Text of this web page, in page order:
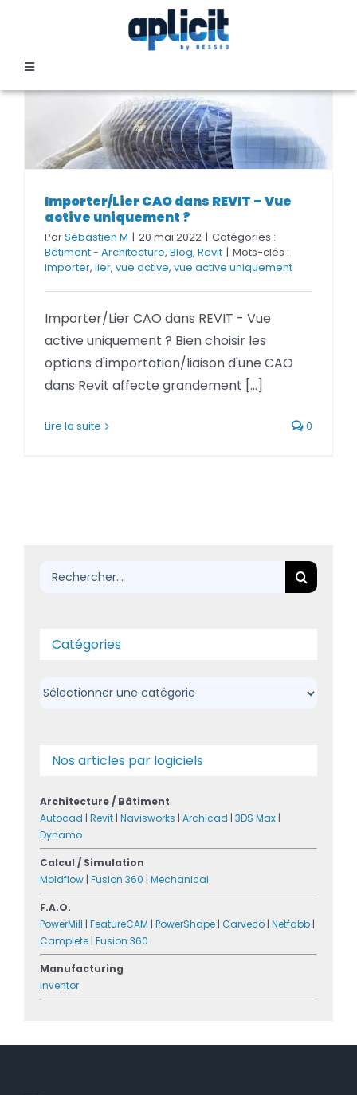
Toggle
Navigation
FORMATION
SERVICES
TEMOIGNAGES
EVENEMENTS
SOCIETE
Importer/Lier CAO dans REVIT – Vue
active uniquement ?
Importer/Lier CAO dans REVIT – Vue
active uniquement ?
ParSébastien M | 20 mai 2022 | Catégories :
Bâtiment - Architecture, Blog, Revit | Mots-clés :
importer, lier, vue active, vue active uniquement
Importer/Lier CAO dans REVIT - Vue
active uniquement ? Bien choisir les
options d'importation/liaison d'une CAO
dans Revit affecte grandement [...]
Lire la suite 0
Rechercher:
Catégories
Catégories
Nos articles par logiciels
Architecture / Bâtiment
Autocad | Revit | Navisworks | Archicad | 3DS Max |
Dynamo
Calcul / Simulation
Moldflow | Fusion 360 | Mechanical
F.A.O.
PowerMill | FeatureCAM | PowerShape | Carveco | Netfabb |
Camplete | Fusion 360
Manufacturing
Inventor